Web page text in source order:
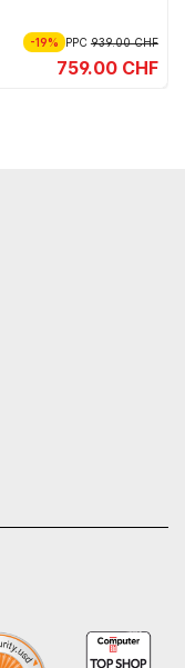
-19% PPC939.00 CHF
759.00 CHF